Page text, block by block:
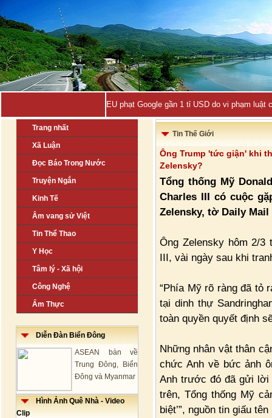
EU phạt Google gần 1 tỉ USD do vi phạm luật
Trang nhất
Xã Luận
Đọc Báo Trong Nước
Truyện Ngắn
Kinh Tế
Âm vang sử Việt
Tin Thể Thao
Y Học
Tâm lý - Xã hội
Công Nghệ
Ẩm Thực
Diễn Đàn Biển Đông
ASEAN bàn về
Trung Đông, Biển
Đông và Myanmar
Hình Ảnh Quê Nhà - Video
Clip
Tin Thế Giới
Ông Trump 'tức giận' khi
Zelensky?
Tổng thống Mỹ
Charles III có cuộc
Zelensky, tờ Daily
Ông Zelensky hôm 2/3
III, vài ngày sau khi
“Phía Mỹ rõ ràng đã tỏ
tại dinh thự
toàn quyền quyết định
Những nhân vật thân
chức Anh về bức ảnh
Anh trước đó đã gửi lời
trên, Tổng thống Mỹ
biệt’”, nguồn tin giấu tên